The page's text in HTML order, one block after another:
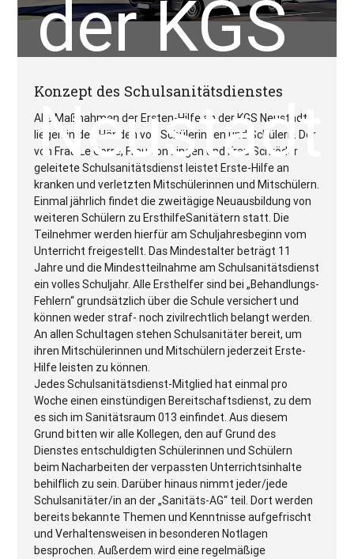
der KGS
Neustadt
Konzept des Schulsanitätsdienstes
Alle Maßnahmen der Ersten-Hilfe an der KGS Neustadt
liegen in den Händen von Schülerinnen und Schülern. Der
von Frau Le Corre, Frau von Lingen und Frau Schröder
geleitete Schulsanitätsdienst leistet Erste-Hilfe an
kranken und verletzten Mitschülerinnen und Mitschülern.
Einmal jährlich findet die zweitägige Neuausbildung von
weiteren Schülern zu ErsthilfeSanitätern statt. Die
Teilnehmer werden hierfür am Schuljahresbeginn vom
Unterricht freigestellt. Das Mindestalter beträgt 11
Jahre und die Mindestteilnahme am Schulsanitätsdienst
ein volles Schuljahr. Alle Ersthelfer sind bei „Behandlungs-
Fehlern“ grundsätzlich über die Schule versichert und
können weder straf- noch zivilrechtlich belangt werden.
An allen Schultagen stehen Schulsanitäter bereit, um
ihren Mitschülerinnen und Mitschülern jederzeit Erste-
Hilfe leisten zu können.
Jedes Schulsanitätsdienst-Mitglied hat einmal pro
Woche einen einstündigen Bereitschaftsdienst, zu dem
es sich im Sanitätsraum 013 einfindet. Aus diesem
Grund bitten wir alle Kollegen, den auf Grund des
Dienstes entschuldigten Schülerinnen und Schülern
beim Nacharbeiten der verpassten Unterrichtsinhalte
behilflich zu sein. Darüber hinaus nimmt jeder/jede
Schulsanitäter/in an der „Sanitäts-AG“ teil. Dort werden
bereits bekannte Themen und Kenntnisse aufgefrischt
und Verhaltensweisen in besonderen Notlagen
besprochen. Außerdem wird eine regelmäßige